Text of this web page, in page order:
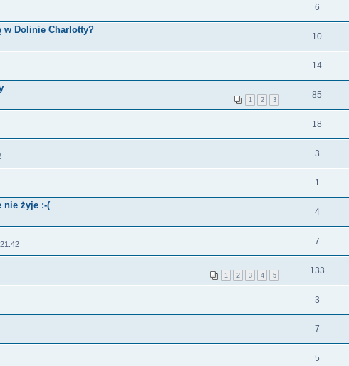
6
w Dolinie Charlotty?
10
14
1 2 3 85
18
3
1
nie żyje :-(
4
7
1 2 3 4 5 133
3
7
5